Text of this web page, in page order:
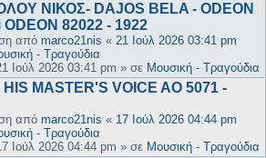
ΝΙΚΟΣ- DAJOS BELA - ODEON
82022 - 1922
από marco21nis « 21 Ιούλ 2026 03:41 pm
- Τραγούδια
Ιούλ 2026 03:41 pm » σε Μουσική - Τραγούδια
MASTER'S VOICE AO 5071 -
από marco21nis « 17 Ιούλ 2026 04:44 pm
- Τραγούδια
Ιούλ 2026 04:44 pm » σε Μουσική - Τραγούδια